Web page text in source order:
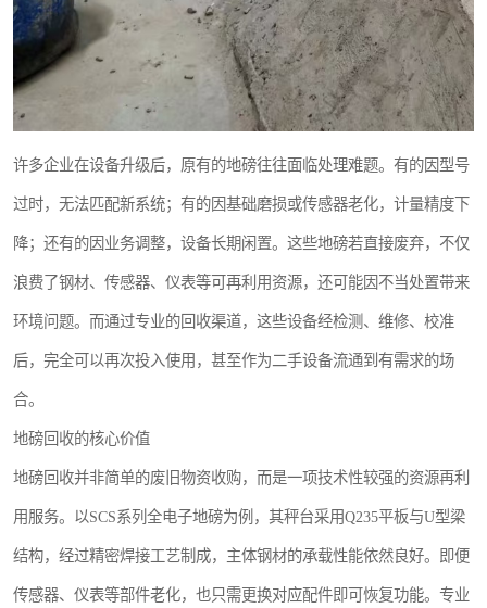
许多企业在设备升级后，原有的地磅往往面临处理难题。有的因型号
过时，无法匹配新系统；有的因基础磨损或传感器老化，计量精度下
降；还有的因业务调整，设备长期闲置。这些地磅若直接废弃，不仅
浪费了钢材、传感器、仪表等可再利用资源，还可能因不当处置带来
环境问题。而通过专业的回收渠道，这些设备经检测、维修、校准
后，完全可以再次投入使用，甚至作为二手设备流通到有需求的场
合。
地磅回收的核心价值
地磅回收并非简单的废旧物资收购，而是一项技术性较强的资源再利
用服务。以SCS系列全电子地磅为例，其秤台采用Q235平板与U型梁
结构，经过精密焊接工艺制成，主体钢材的承载性能依然良好。即便
传感器、仪表等部件老化，也只需更换对应配件即可恢复功能。专业